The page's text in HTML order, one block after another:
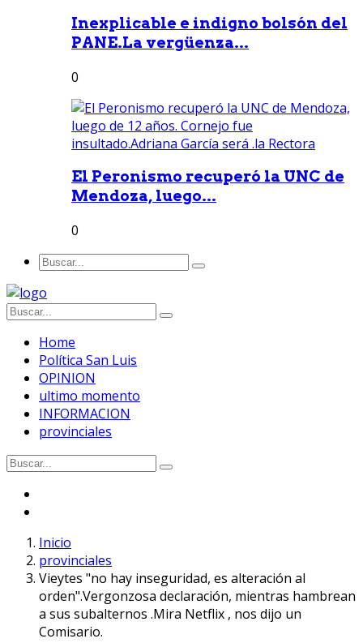
Inexplicable e indigno bolsón del
PANE.La vergüenza...
0
El Peronismo recuperó la UNC de
Mendoza, luego...
0
Home
Política San Luis
OPINION
ultimo momento
INFORMACION
provinciales
Inicio
provinciales
Vieytes "no hay inseguridad, es alteración al
orden".Vergonzosa declaración, mientras hambrean
a sus subalternos .Mira Netflix , nos dijo un
Comisario.